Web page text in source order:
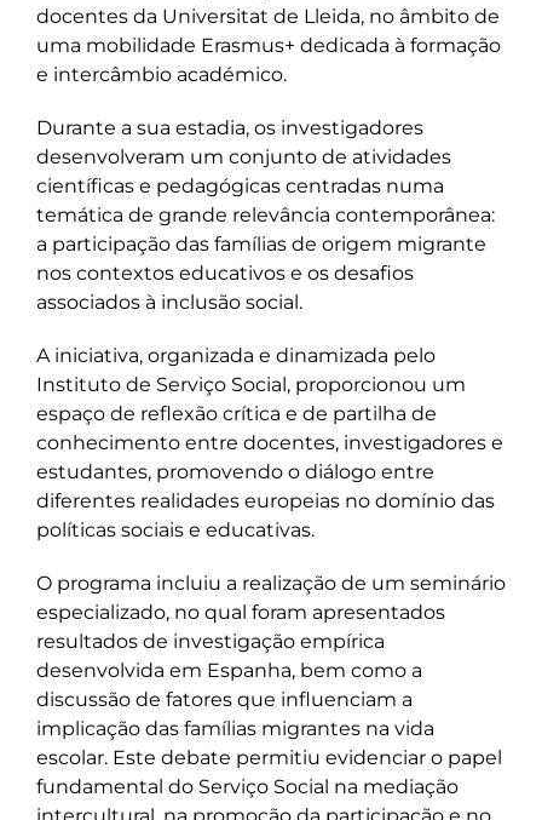
docentes da Universitat de Lleida, no âmbito de
uma mobilidade Erasmus+ dedicada à formação
e intercâmbio académico.
Durante a sua estadia, os investigadores
desenvolveram um conjunto de atividades
científicas e pedagógicas centradas numa
temática de grande relevância contemporânea:
a participação das famílias de origem migrante
nos contextos educativos e os desafios
associados à inclusão social.
A iniciativa, organizada e dinamizada pelo
Instituto de Serviço Social, proporcionou um
espaço de reflexão crítica e de partilha de
conhecimento entre docentes, investigadores e
estudantes, promovendo o diálogo entre
diferentes realidades europeias no domínio das
políticas sociais e educativas.
O programa incluiu a realização de um seminário
especializado, no qual foram apresentados
resultados de investigação empírica
desenvolvida em Espanha, bem como a
discussão de fatores que influenciam a
implicação das famílias migrantes na vida
escolar. Este debate permitiu evidenciar o papel
fundamental do Serviço Social na mediação